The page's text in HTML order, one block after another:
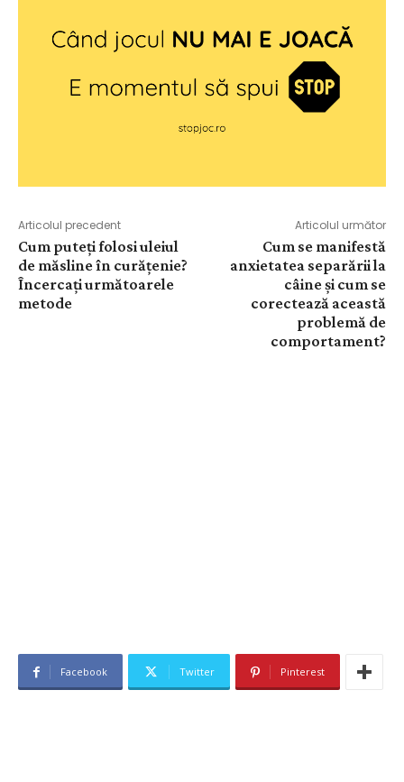
Articolul precedent
Cum puteți folosi uleiul
de măsline în curățenie?
Încercați următoarele
metode
Articolul următor
Cum se manifestă
anxietatea separării la
câine și cum se
corectează această
problemă de
comportament?
Facebook Twitter Pinterest